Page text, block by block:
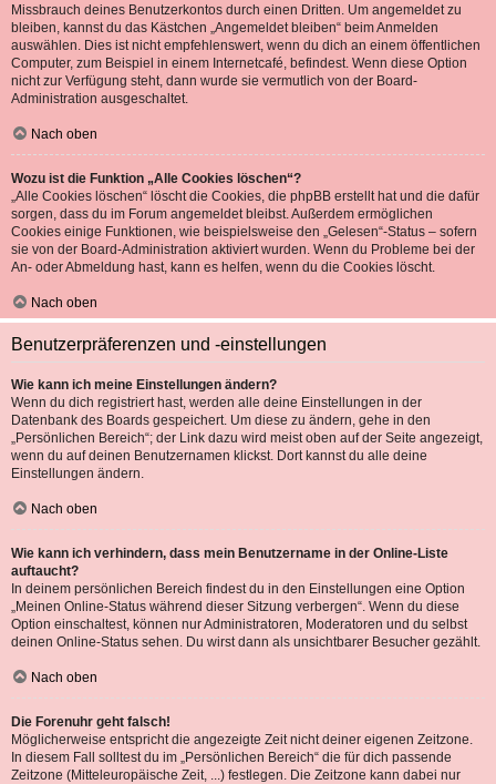
Missbrauch deines Benutzerkontos durch einen Dritten. Um angemeldet zu
bleiben, kannst du das Kästchen „Angemeldet bleiben“ beim Anmelden
auswählen. Dies ist nicht empfehlenswert, wenn du dich an einem öffentlichen
Computer, zum Beispiel in einem Internetcafé, befindest. Wenn diese Option
nicht zur Verfügung steht, dann wurde sie vermutlich von der Board-
Administration ausgeschaltet.
Nach oben
Wozu ist die Funktion „Alle Cookies löschen“?
„Alle Cookies löschen“ löscht die Cookies, die phpBB erstellt hat und die dafür
sorgen, dass du im Forum angemeldet bleibst. Außerdem ermöglichen
Cookies einige Funktionen, wie beispielsweise den „Gelesen“-Status – sofern
sie von der Board-Administration aktiviert wurden. Wenn du Probleme bei der
An- oder Abmeldung hast, kann es helfen, wenn du die Cookies löscht.
Nach oben
Benutzerpräferenzen und -einstellungen
Wie kann ich meine Einstellungen ändern?
Wenn du dich registriert hast, werden alle deine Einstellungen in der
Datenbank des Boards gespeichert. Um diese zu ändern, gehe in den
„Persönlichen Bereich“; der Link dazu wird meist oben auf der Seite angezeigt,
wenn du auf deinen Benutzernamen klickst. Dort kannst du alle deine
Einstellungen ändern.
Nach oben
Wie kann ich verhindern, dass mein Benutzername in der Online-Liste
auftaucht?
In deinem persönlichen Bereich findest du in den Einstellungen eine Option
„Meinen Online-Status während dieser Sitzung verbergen“. Wenn du diese
Option einschaltest, können nur Administratoren, Moderatoren und du selbst
deinen Online-Status sehen. Du wirst dann als unsichtbarer Besucher gezählt.
Nach oben
Die Forenuhr geht falsch!
Möglicherweise entspricht die angezeigte Zeit nicht deiner eigenen Zeitzone.
In diesem Fall solltest du im „Persönlichen Bereich“ die für dich passende
Zeitzone (Mitteleuropäische Zeit, ...) festlegen. Die Zeitzone kann dabei nur